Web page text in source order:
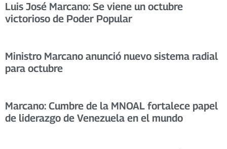
Luis José Marcano: Se viene un octubre
victorioso de Poder Popular
Ministro Marcano anunció nuevo sistema radial
para octubre
Marcano: Cumbre de la MNOAL fortalece papel
de liderazgo de Venezuela en el mundo